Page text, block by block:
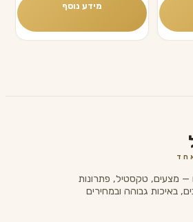
מידע נוסף
— מצעים, טקסטיל, פתרונות
באיכות גבוהה ובמחירים